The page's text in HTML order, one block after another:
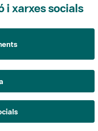
i xarxes socials